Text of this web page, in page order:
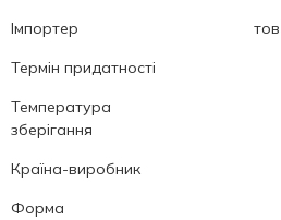
Імпортер
Термін придатності
Температура
зберігання
Країна-виробник
Форма